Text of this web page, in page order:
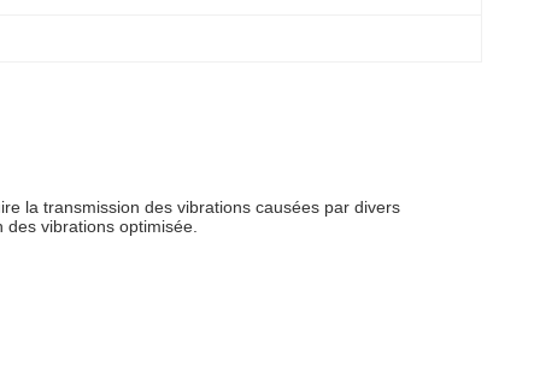
la transmission des vibrations causées par divers
vibrations optimisée.